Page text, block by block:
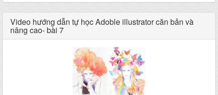
Video hướng dẫn tự học Adoble illustrator căn bản và
nâng cao- bài 7